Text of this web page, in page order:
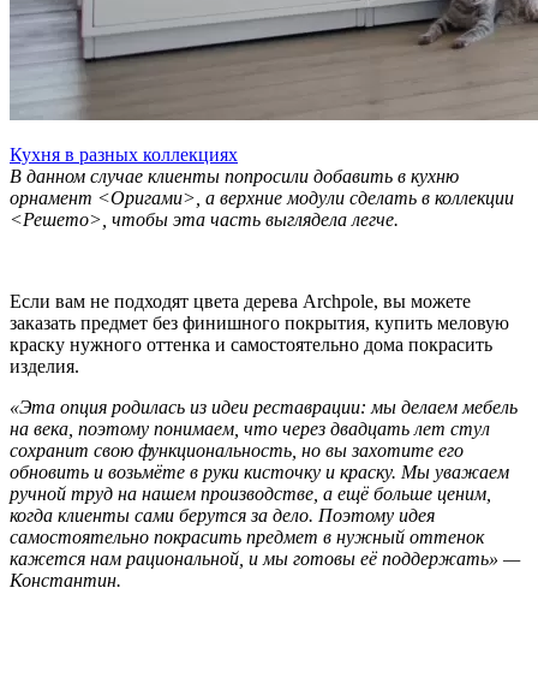
Кухня в разных коллекциях
В данном случае клиенты попросили добавить в кухню
орнамент <Оригами>, а верхние модули сделать в коллекции
<Решето>, чтобы эта часть выглядела легче.
Если вам не подходят цвета дерева Archpole, вы можете
заказать предмет без финишного покрытия, купить меловую
краску нужного оттенка и самостоятельно дома покрасить
изделия.
«Эта опция родилась из идеи реставрации: мы делаем мебель
на века, поэтому понимаем, что через двадцать лет стул
сохранит свою функциональность, но вы захотите его
обновить и возьмёте в руки кисточку и краску. Мы уважаем
ручной труд на нашем производстве, а ещё больше ценим,
когда клиенты сами берутся за дело. Поэтому идея
самостоятельно покрасить предмет в нужный оттенок
кажется нам рациональной, и мы готовы её поддержать» —
Константин.